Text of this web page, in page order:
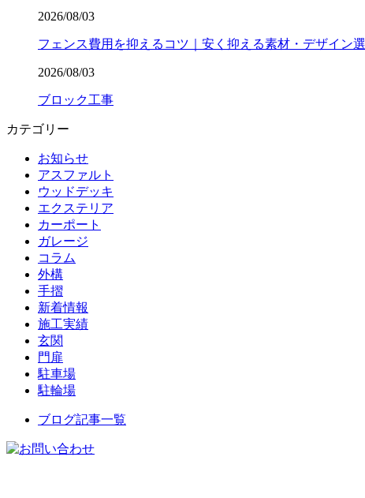
2026/08/03
フェンス費用を抑えるコツ｜安く抑える素材・デザイン
2026/08/03
ブロック工事
カテゴリー
お知らせ
アスファルト
ウッドデッキ
エクステリア
カーポート
ガレージ
コラム
外構
手摺
新着情報
施工実績
玄関
門扉
駐車場
駐輪場
ブログ記事一覧